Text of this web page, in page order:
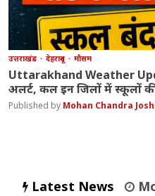
उत्तराखंड देहरादून मौसम
Uttarakhand Weather
अलर्ट, कल इन जिलों में स्कूलों की
Mohan Chandra
Latest News